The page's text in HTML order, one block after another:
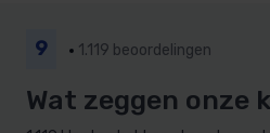
9 1.119 beoordelingen
Wat zeggen onze